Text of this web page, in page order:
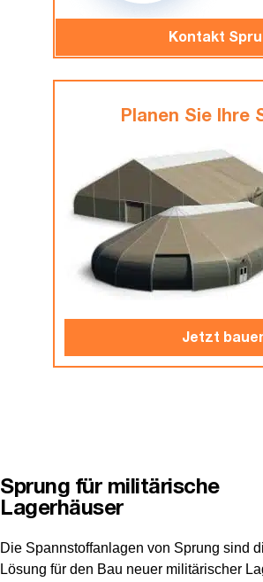
Kontakt
Planen Sie Ihre
Jetzt
Sprung für militärische
Lagerhäuser
Die Spannstoffanlagen von Sprung sind
Lösung für den Bau neuer militärischer